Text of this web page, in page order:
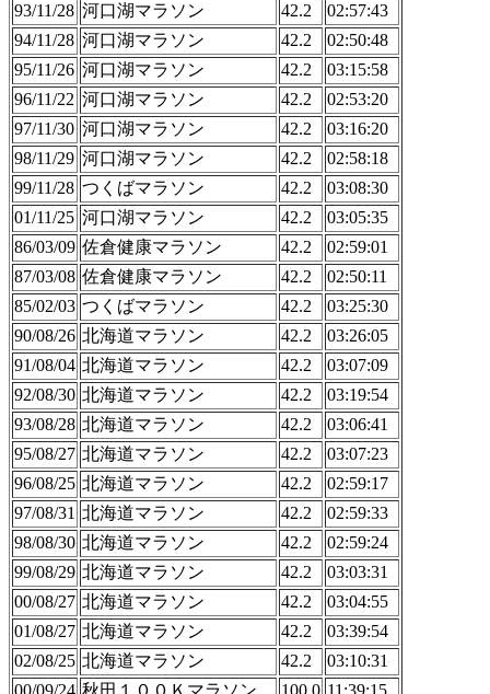
93/11/28 河口湖マラソン 42.2
02:57:43
94/11/28 河口湖マラソン 42.2
02:50:48
95/11/26 河口湖マラソン 42.2
03:15:58
96/11/22 河口湖マラソン 42.2
02:53:20
97/11/30 河口湖マラソン 42.2
03:16:20
98/11/29 河口湖マラソン 42.2
02:58:18
99/11/28 つくばマラソン 42.2
03:08:30
01/11/25 河口湖マラソン 42.2
03:05:35
86/03/09 佐倉健康マラソン 42.2
02:59:01
87/03/08 佐倉健康マラソン 42.2
02:50:11
85/02/03 つくばマラソン 42.2
03:25:30
90/08/26 北海道マラソン 42.2
03:26:05
91/08/04 北海道マラソン 42.2
03:07:09
92/08/30 北海道マラソン 42.2
03:19:54
93/08/28 北海道マラソン 42.2
03:06:41
95/08/27 北海道マラソン 42.2
03:07:23
96/08/25 北海道マラソン 42.2
02:59:17
97/08/31 北海道マラソン 42.2
02:59:33
98/08/30 北海道マラソン 42.2
02:59:24
99/08/29 北海道マラソン 42.2
03:03:31
00/08/27 北海道マラソン 42.2
03:04:55
01/08/27 北海道マラソン 42.2
03:39:54
02/08/25 北海道マラソン 42.2
03:10:31
00/09/24 秋田１００Ｋマラソン 100.0 11:39:15